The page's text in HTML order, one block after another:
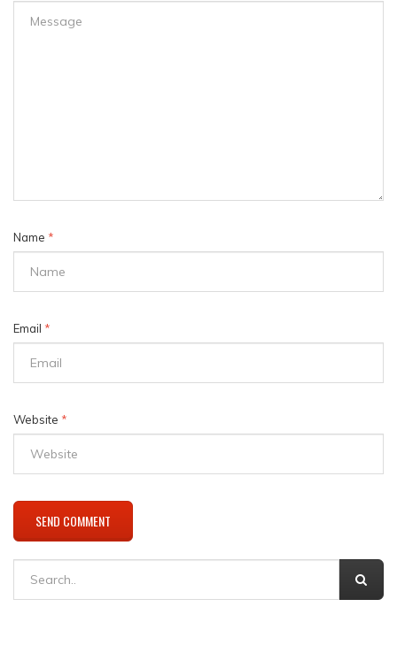
Name *
Email *
Website *